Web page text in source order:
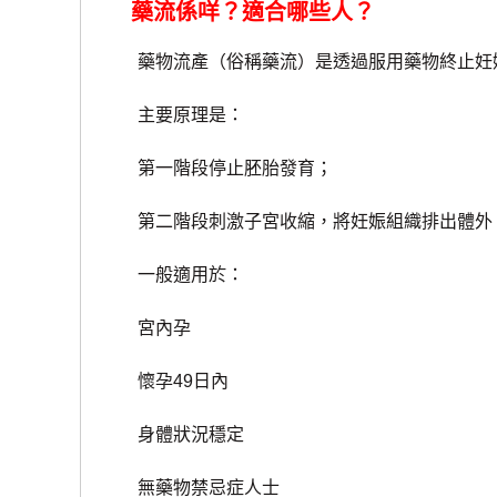
藥流係咩？適合哪些人？
藥物流產（俗稱藥流）是透過服用藥物終止妊
主要原理是：
第一階段停止胚胎發育；
第二階段刺激子宮收縮，將妊娠組織排出體外
一般適用於：
宮內孕
懷孕49日內
身體狀況穩定
無藥物禁忌症人士